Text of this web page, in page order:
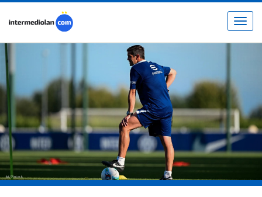
Toggle
fot. © inter.it